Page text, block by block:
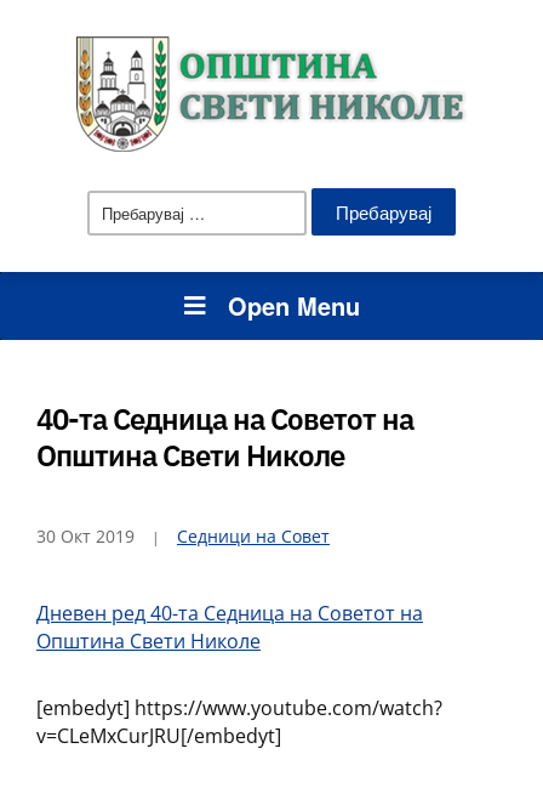
Пребарувај
за:
Open Menu
40-та Седница на Советот на
Општина Свети Николе
30 Окт 2019 Седници на Совет
Дневен ред 40-та Седница на Советот на
Општина Свети Николе
[embedyt] https://www.youtube.com/watch?
v=CLeMxCurJRU[/embedyt]